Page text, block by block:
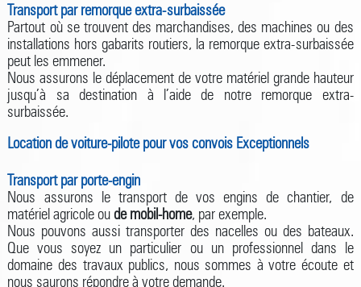
Transport par remorque extra-surbaissée
Partout où se trouvent des marchandises, des machines ou des
installations hors gabarits routiers, la remorque extra-surbaissée
peut les emmener.
Nous assurons le déplacement de votre matériel grande hauteur
jusqu’à sa destination à l’aide de notre remorque extra-
surbaissée.
Location de voiture-pilote pour vos convois Exceptionnels
Transport par porte-engin
Nous assurons le transport de vos engins de chantier, de
matériel agricole oude mobil-home, par exemple.
Nous pouvons aussi transporter des nacelles ou des bateaux.
Que vous soyez un particulier ou un professionnel dans le
domaine des travaux publics, nous sommes à votre écoute et
nous saurons répondre à votre demande.